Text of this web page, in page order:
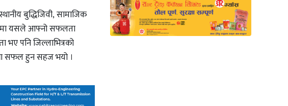
बुद्धिजिवी, सामाजिक
यसले आफ्नो सफलता
भए पनि जिल्लाभित्रको
सफल हुन सहज भयो ।